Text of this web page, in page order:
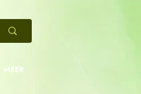
MEER